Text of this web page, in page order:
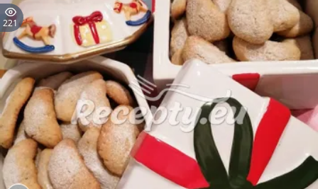
221